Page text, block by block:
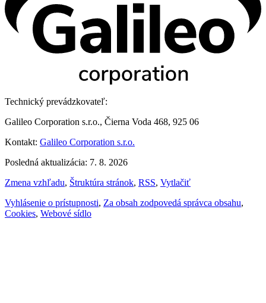
Technický prevádzkovateľ:
Galileo Corporation s.r.o., Čierna Voda 468, 925 06
Kontakt: Galileo Corporation s.r.o.
Posledná aktualizácia: 7. 8. 2026
Zmena vzhľadu, Štruktúra stránok, RSS, Vytlačiť
Vyhlásenie o prístupnosti, Za obsah zodpovedá správca obsahu,
Cookies, Webové sídlo